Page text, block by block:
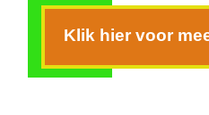
Klik hier voor